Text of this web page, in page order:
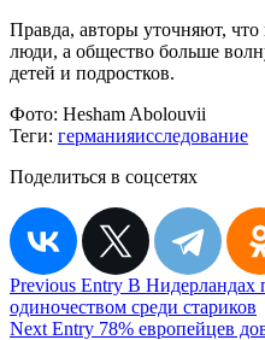
Правда, авторы уточняют,
люди, а общество больше
детей и подростков.
Фото: Hesham Abolouvii
Теги: германияисследование
Поделиться в соцсетях
Навигация
по
Previous Entry В Нидерландах
одиночеством среди стариков
Next Entry 78% европейцев